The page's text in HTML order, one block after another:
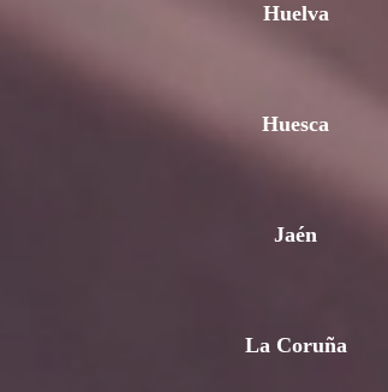
Huelva
Huesca
Jaén
La Coruña